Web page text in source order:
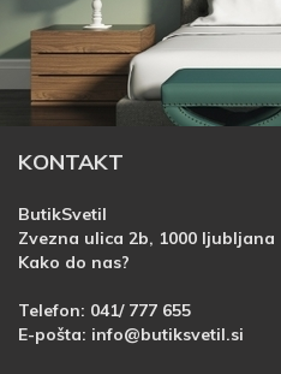
KONTAKT
ButikSvetil
Zvezna ulica 2b, 1000 ljubljana
Kako do nas?
Telefon: 041/ 777 655
E-pošta: info@butiksvetil.si